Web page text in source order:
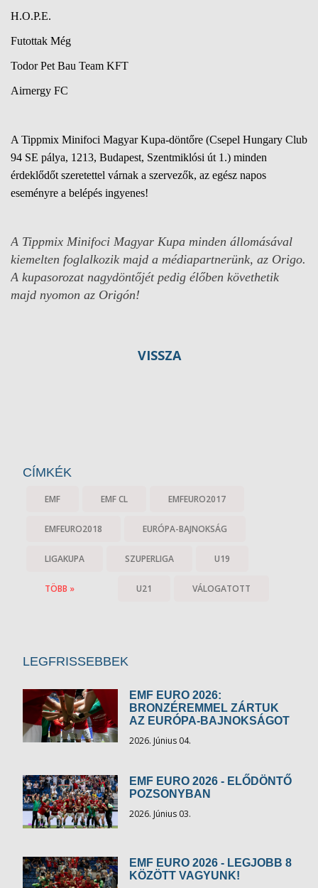
H.O.P.E.
Futottak Még
Todor Pet Bau Team KFT
Airnergy FC
A Tippmix Minifoci Magyar Kupa-döntőre (Csepel Hungary Club
94 SE pálya, 1213, Budapest, Szentmiklósi út 1.) minden
érdeklődőt szeretettel várnak a szervezők, az egész napos
eseményre a belépés ingyenes!
A Tippmix Minifoci Magyar Kupa minden állomásával
kiemelten foglalkozik majd a médiapartnerünk, az Origo.
A kupasorozat nagydöntőjét pedig élőben követhetik
majd nyomon az Origón!
VISSZA
CÍMKÉK
EMF EMF CL EMFEURO2017
EMFEURO2018 EURÓPA-BAJNOKSÁG
LIGAKUPA SZUPERLIGA U19
U21 VÁLOGATOTT
TÖBB »
LEGFRISSEBBEK
EMF EURO 2026:
BRONZÉREMMEL ZÁRTUK
AZ EURÓPA-BAJNOKSÁGOT
2026. Június 04.
EMF EURO 2026 - ELŐDÖNTŐ
POZSONYBAN
2026. Június 03.
EMF EURO 2026 - LEGJOBB 8
KÖZÖTT VAGYUNK!